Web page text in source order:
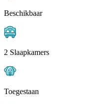
Beschikbaar
2 Slaapkamers
Toegestaan